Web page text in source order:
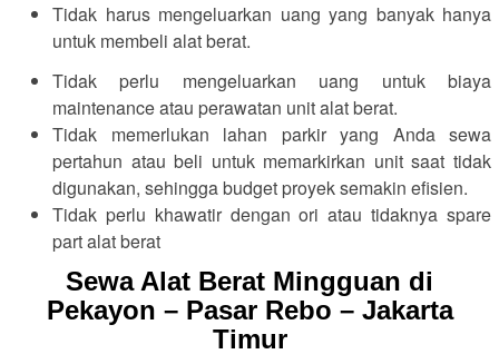
Tidak harus mengeluarkan uang yang banyak hanya
untuk membeli alat berat.
Tidak perlu mengeluarkan uang untuk biaya
maintenance atau perawatan unit alat berat.
Tidak memerlukan lahan parkir yang Anda sewa
pertahun atau beli untuk memarkirkan unit saat tidak
digunakan, sehingga budget proyek semakin efisien.
Tidak perlu khawatir dengan ori atau tidaknya spare
part alat berat
Sewa Alat Berat Mingguan di
Pekayon – Pasar Rebo – Jakarta
Timur